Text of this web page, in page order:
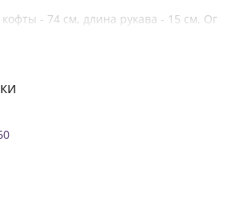
- 74 см, длина рукава - 15 см, Ог
- 72 см, Об - 126 см, От резинка - 116
поясе резинка